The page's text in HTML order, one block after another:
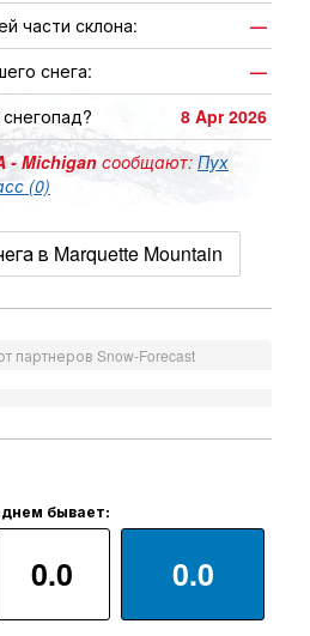
части склона:
—
снега:
—
8 Apr 2026
- Michigan сообщают: Пух
(0)
в Marquette Mountain
партнеров Snow-Forecast
бывает:
0.0 0.0